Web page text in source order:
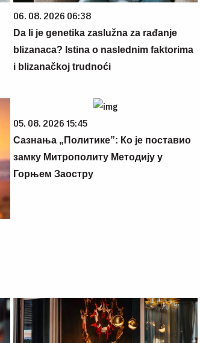
06. 08. 2026 06:38
Da li je genetika zaslužna za rađanje
blizanaca? Istina o naslednim faktorima
i blizanačkoj trudnoći
05. 08. 2026 15:45
Сазнања „Политике”: Ко је поставио
замку Митрополиту Методију у
Горњем Заостру